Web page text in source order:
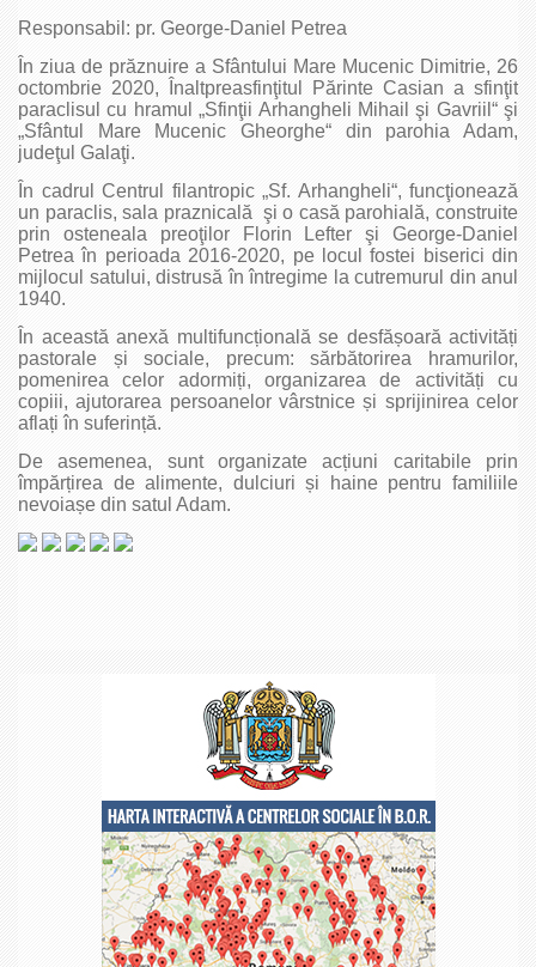
Responsabil: pr. George‑Daniel Petrea
În ziua de prăznuire a Sfântului Mare Mucenic Dimitrie, 26
octombrie 2020, Înaltpreasfinţitul Părinte Casian a sfinţit
paraclisul cu hramul „Sfinţii Arhangheli Mihail şi Gavriil“ şi
„Sfântul Mare Mucenic Gheorghe“ din parohia Adam,
judeţul Galaţi.
În cadrul Centrul filantropic „Sf. Arhangheli“, funcţionează
un paraclis, sala praznicală şi o casă parohială, construite
prin osteneala preoţilor Florin Lefter şi George-Daniel
Petrea în perioada 2016-2020, pe locul fostei biserici din
mijlocul satului, distrusă în întregime la cutremurul din anul
1940.
În această anexă multifuncțională se desfășoară activități
pastorale și sociale, precum: sărbătorirea hramurilor,
pomenirea celor adormiți, organizarea de activități cu
copiii, ajutorarea persoanelor vârstnice și sprijinirea celor
aflați în suferință.
De asemenea, sunt organizate acțiuni caritabile prin
împărțirea de alimente, dulciuri și haine pentru familiile
nevoiașe din satul Adam.